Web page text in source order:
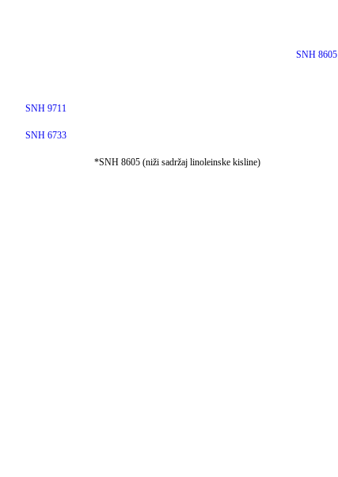
SNH 8605
SNH 9711
SNH 6733
*SNH 8605 (niži sadržaj linoleinske kisline)